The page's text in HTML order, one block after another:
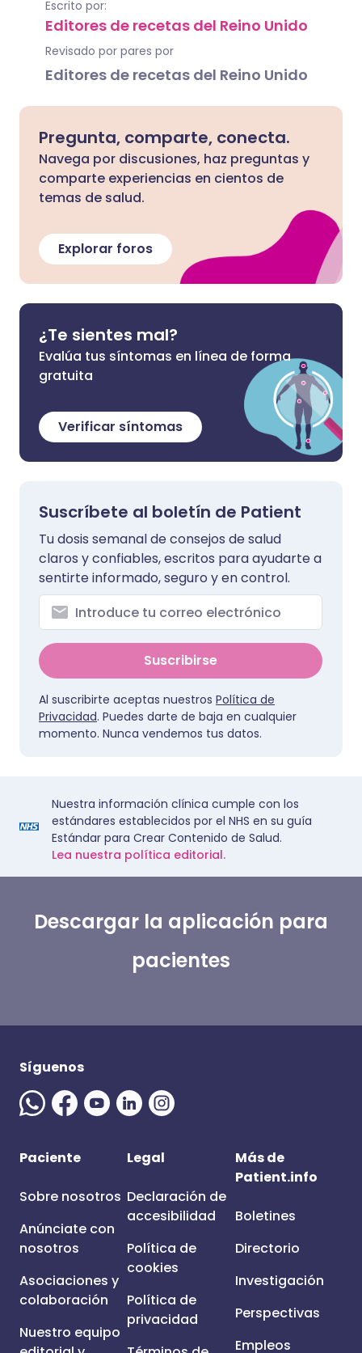
Escrito por:
Editores de recetas del Reino Unido
Revisado por pares por
Editores de recetas del Reino Unido
Pregunta, comparte, conecta.
Navega por discusiones, haz preguntas y
comparte experiencias en cientos de
temas de salud.
Explorar foros
¿Te sientes mal?
Evalúa tus síntomas en línea de forma
gratuita
Verificar síntomas
Suscríbete al boletín de Patient
Tu dosis semanal de consejos de salud
claros y confiables, escritos para ayudarte a
sentirte informado, seguro y en control.
Suscribirse
Al suscribirte aceptas nuestros Política de
Privacidad. Puedes darte de baja en cualquier
momento. Nunca vendemos tus datos.
Nuestra información clínica cumple con los
estándares establecidos por el NHS en su guía
Estándar para Crear Contenido de Salud.
Lea nuestra política editorial.
Descargar la aplicación para
pacientes
Síguenos
Paciente
Sobre nosotros
Anúnciate con
nosotros
Asociaciones y
colaboración
Nuestro equipo
Legal
Declaración de
accesibilidad
Política de
cookies
Política de
privacidad
Más de
Patient.info
Boletines
Directorio
Investigación
Perspectivas
Empleos